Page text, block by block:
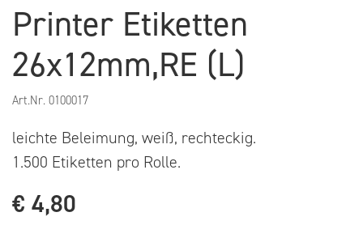
Printer Etiketten
26x12mm,RE (L)
Art.Nr. 0100017
leichte Beleimung, weiß, rechteckig.
1.500 Etiketten pro Rolle.
€ 4,80